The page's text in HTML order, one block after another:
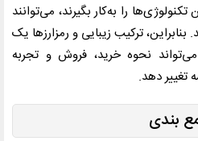
را به‌کار بگیرند، می‌توانند
ترکیب زیبایی و رمزارزها یک
نحوه خرید، فروش و تجربه
تغییر دهد.
بندی